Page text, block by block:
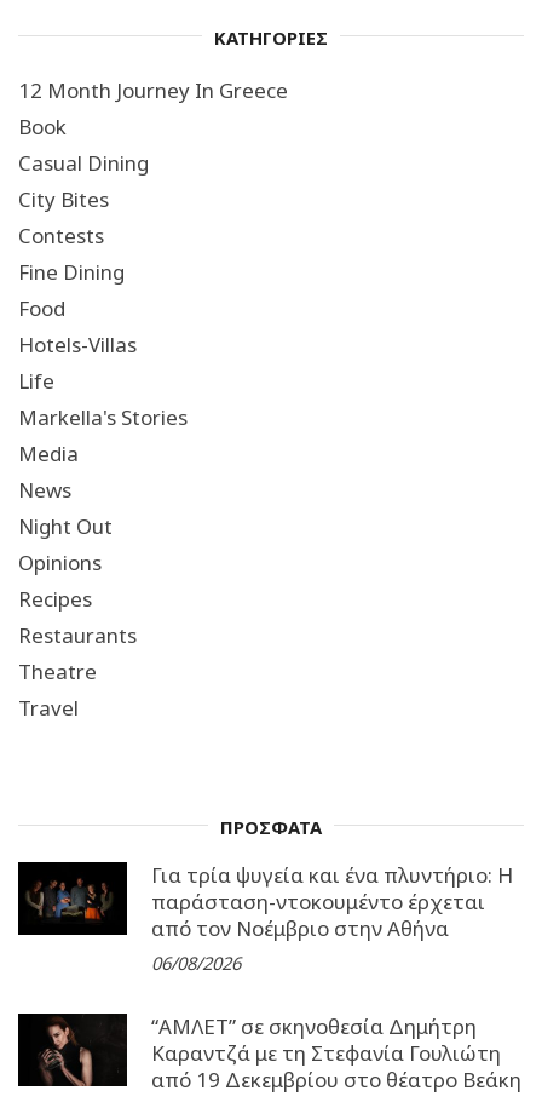
ΚΑΤΗΓΟΡΙΕΣ
12 Month Journey In Greece
Book
Casual Dining
City Bites
Contests
Fine Dining
Food
Hotels-Villas
Life
Markella's Stories
Media
News
Night Out
Opinions
Recipes
Restaurants
Theatre
Travel
ΠΡΟΣΦΑΤΑ
Για τρία ψυγεία και ένα πλυντήριο: Η
παράσταση-ντοκουμέντο έρχεται
από τον Νοέμβριο στην Αθήνα
06/08/2026
“ΑΜΛΕΤ” σε σκηνοθεσία Δημήτρη
Καραντζά με τη Στεφανία Γουλιώτη
από 19 Δεκεμβρίου στο θέατρο Βεάκη